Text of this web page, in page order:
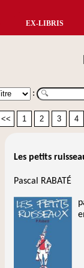
EX-LIBRIS
:
<< 1 2 3 4
Les petits
Pascal RABATÉ